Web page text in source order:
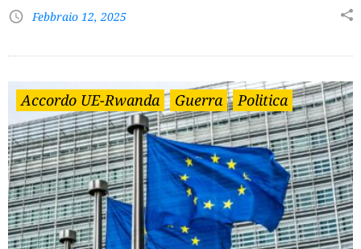
Febbraio 12, 2025
Accordo UE-Rwanda Guerra Politica